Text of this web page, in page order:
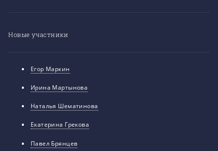
Новые участники
Егор Маркин
Ирина Мартынова
Наталья Шематинова
Екатерина Грекова
Павел Брянцев